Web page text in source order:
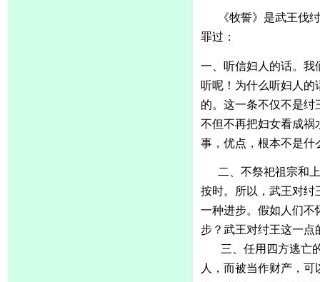
《牧誓》是武王伐
罪过：
一、听信妇人的话。我
听呢！为什么听妇人
的。这一条不仅不是
不但不再把妇女看成祸
事，优点，根本不是什
二、不祭祀祖宗和
按时。所以，武王对纣
一种进步。假如人们不
步？武王对纣王这一点
三、任用四方逃亡
人，而被当作财产，